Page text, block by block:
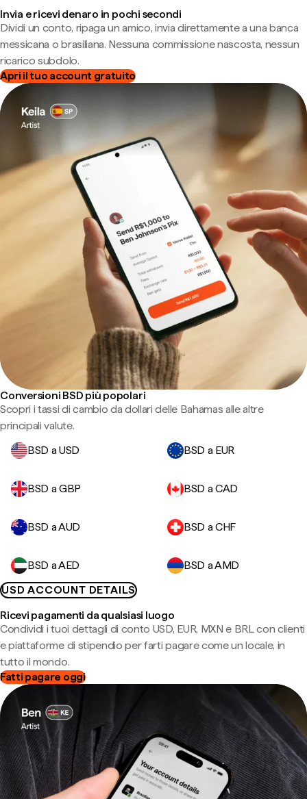
Invia e ricevi denaro in pochi secondi
Dividi un conto, ripaga un amico, invia direttamente a una banca
messicana o brasiliana. Nessuna commissione nascosta, nessun
ricarico subdolo.
Apri il tuo account gratuito
Conversioni BSD più popolari
Scopri i tassi di cambio da dollari delle Bahamas alle altre
principali valute.
BSD a USD
BSD a EUR
BSD a GBP BSD a CAD
BSD a AUD BSD a CHF
BSD a AED
BSD a AMD
USD ACCOUNT DETAILS
Ricevi pagamenti da qualsiasi luogo
Condividi i tuoi dettagli di conto USD, EUR, MXN e BRL con clienti
e piattaforme di stipendio per farti pagare come un locale, in
tutto il mondo.
Fatti pagare oggi